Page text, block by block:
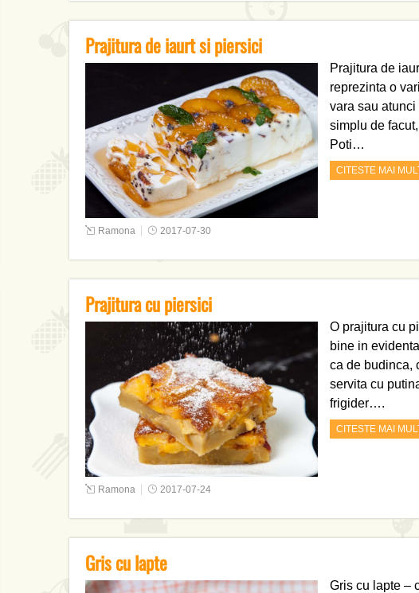
Prajitura de iaurt si piersici
Prajitura de
reprezinta o
vara sau
simplu de
Poti…
CITESTE MAI
Ramona 2017-07-30
Prajitura cu piersici
O prajitura cu
bine in
ca de budinca,
servita cu
frigider….
CITESTE MAI
Ramona 2017-07-24
Gris cu lapte
Gris cu lapte –